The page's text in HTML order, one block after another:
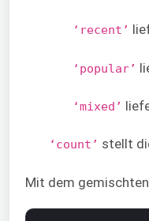
‘recent’
‘popular’
‘mixed’
‘count’ stellt
Mit dem gemischten